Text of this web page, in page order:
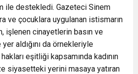
ile destekledi. Gazeteci Sinem
ve çocuklara uygulanan istismarın
işlenen cinayetlerin basın ve
aldığını da örnekleriyle
eşitliği kapsamında kadının
siyasetteki yerini masaya yatıran